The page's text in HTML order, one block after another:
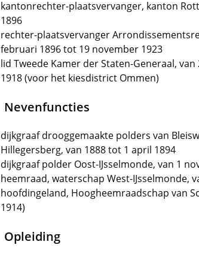
kantonrechter-plaatsvervanger, kanton
1896
rechter-plaatsvervanger
februari 1896 tot 19 november 1923
lid Tweede Kamer der Staten-Generaal,
1918 (voor het kiesdistrict Ommen)
Nevenfuncties
dijkgraaf drooggemaakte polders van
Hillegersberg, van 1888 tot 1 april 1894
dijkgraaf polder Oost-IJsselmonde, van 1
heemraad, waterschap West-IJsselmonde,
hoofdingeland, Hoogheemraadschap van
1914)
Opleiding